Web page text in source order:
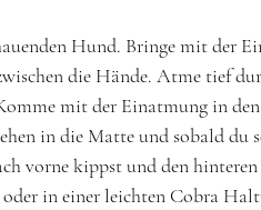
Hund. Bringe mit der
die Hände. Atme tief
mit der Einatmung in
in die Matte und sobald
vorne kippst und den
in einer leichten Cobra